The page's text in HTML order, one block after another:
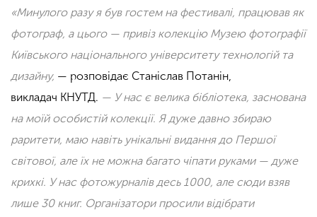
«Минулого разу я був гостем на фестивалі, працював як
фотограф, а цього — привіз колекцію Музею фотографії
Київського національного університету технологій та
дизайну, — розповідає Станіслав Потанін,
викладач КНУТД. — У нас є велика бібліотека, заснована
на моїй особистій колекції. Я дуже давно збираю
раритети, маю навіть унікальні видання до Першої
світової, але їх не можна багато чіпати руками — дуже
крихкі. У нас фотожурналів десь 1000, але сюди взяв
лише 30 книг. Організатори просили відібрати